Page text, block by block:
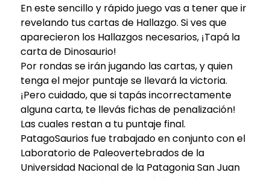
En este sencillo y rápido juego vas a tener que ir
revelando tus cartas de Hallazgo. Si ves que
aparecieron los Hallazgos necesarios, ¡Tapá la
carta de Dinosaurio!
Por rondas se irán jugando las cartas, y quien
tenga el mejor puntaje se llevará la victoria.
¡Pero cuidado, que si tapás incorrectamente
alguna carta, te llevás fichas de penalización!
Las cuales restan a tu puntaje final.
PatagoSaurios fue trabajado en conjunto con el
Laboratorio de Paleovertebrados de la
Universidad Nacional de la Patagonia San Juan